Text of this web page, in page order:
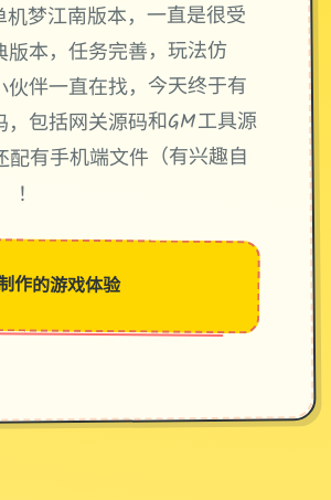
梦江南版本，一直是很受
版本，任务完善，玩法仿
伙伴一直在找，今天终于有
，包括网关源码和GM工具源
配有手机端文件（有兴趣自
！
作的游戏体验